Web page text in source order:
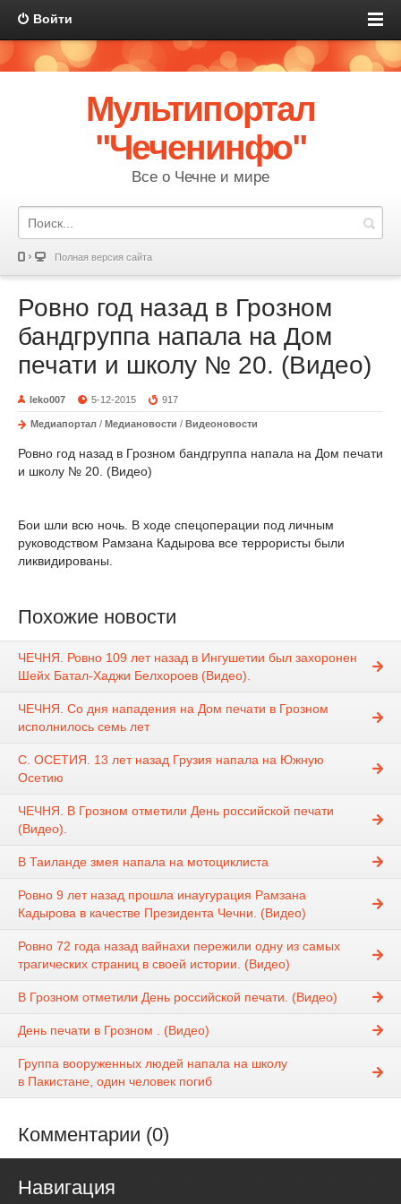
Войти
Мультипортал
"Чеченинфо"
Все о Чечне и мире
Полная версия сайта
Ровно год назад в Грозном
бандгруппа напала на Дом
печати и школу № 20. (Видео)
leko007 5-12-2015 917
Медиапортал / Медиановости / Видеоновости
Ровно год назад в Грозном бандгруппа напала на Дом печати
и школу № 20. (Видео)
Бои шли всю ночь. В ходе спецоперации под личным
руководством Рамзана Кадырова все террористы были
ликвидированы.
Похожие новости
ЧЕЧНЯ. Ровно 109 лет назад в Ингушетии был захоронен
Шейх Батал-Хаджи Белхороев (Видео).
ЧЕЧНЯ. Со дня нападения на Дом печати в Грозном
исполнилось семь лет
С. ОСЕТИЯ. 13 лет назад Грузия напала на Южную
Осетию
ЧЕЧНЯ. В Грозном отметили День российской печати
(Видео).
В Таиланде змея напала на мотоциклиста
Ровно 9 лет назад прошла инаугурация Рамзана
Кадырова в качестве Президента Чечни. (Видео)
Ровно 72 года назад вайнахи пережили одну из самых
трагических страниц в своей истории. (Видео)
В Грозном отметили День российской печати. (Видео)
День печати в Грозном . (Видео)
Группа вооруженных людей напала на школу
в Пакистане, один человек погиб
Комментарии (0)
Навигация